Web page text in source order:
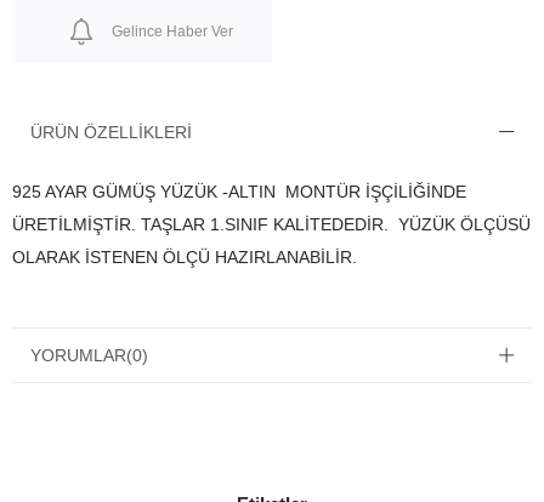
Gelince Haber Ver
ÜRÜN ÖZELLIKLERI
925 AYAR GÜMÜŞ YÜZÜK -ALTIN MONTÜR İŞÇİLİĞİNDE
ÜRETİLMİŞTİR. TAŞLAR 1.SINIF KALİTEDEDİR. YÜZÜK ÖLÇÜSÜ
OLARAK İSTENEN ÖLÇÜ HAZIRLANABİLİR.
YORUMLAR(0)